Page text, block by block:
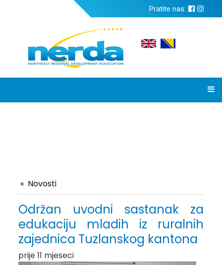
Pratite nas:
Novosti
Održan uvodni sastanak za
edukaciju mladih iz ruralnih
zajednica Tuzlanskog kantona
prije 11 mjeseci